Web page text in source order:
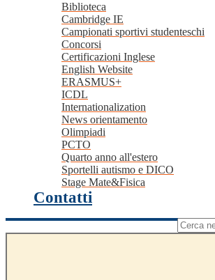
Biblioteca
Cambridge IE
Campionati sportivi studenteschi
Concorsi
Certificazioni Inglese
English Website
ERASMUS+
ICDL
Internationalization
News orientamento
Olimpiadi
PCTO
Quarto anno all'estero
Sportelli autismo e DICO
Stage Mate&Fisica
Contatti
Campo di ricerca per le pagine del sito